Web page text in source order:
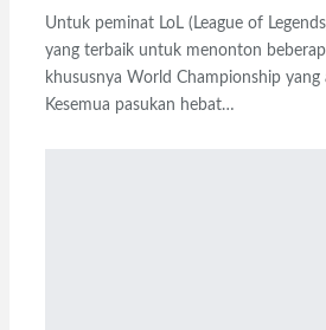
Untuk peminat LoL (League of
yang terbaik untuk menonton
khususnya World Championship yang
Kesemua pasukan hebat…